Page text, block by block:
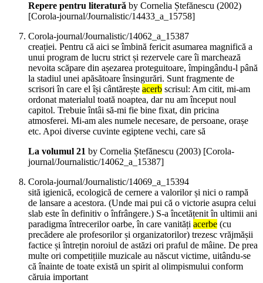
Repere pentru literatură by Cornelia Ștefănescu (2002)
[Corola-journal/Journalistic/14433_a_15758]
Corola-journal/Journalistic/14062_a_15387
creației. Pentru că aici se îmbină fericit asumarea magnifică a
unui program de lucru strict și rezervele care îi marchează
nevoita scăpare din așezarea proteguitoare, împingându-l până
la stadiul unei apăsătoare însingurări. Sunt fragmente de
scrisori în care el își cântărește acerb scrisul: Am citit, mi-am
ordonat materialul toată noaptea, dar nu am început noul
capitol. Trebuie întâi să-mi fie bine fixat, din pricina
atmosferei. Mi-am ales numele necesare, de persoane, orașe
etc. Apoi diverse cuvinte egiptene vechi, care să
La volumul 21 by Cornelia Ștefănescu (2003) [Corola-
journal/Journalistic/14062_a_15387]
Corola-journal/Journalistic/14069_a_15394
sită igienică, ecologică de cernere a valorilor și nici o rampă
de lansare a acestora. (Unde mai pui că o victorie asupra celui
slab este în definitiv o înfrângere.) S-a încetățenit în ultimii ani
paradigma întrecerilor oarbe, în care vanități acerbe (cu
precădere ale profesorilor și organizatorilor) trezesc vrăjmășii
factice și întrețin noroiul de astăzi ori praful de mâine. De prea
multe ori competițiile muzicale au născut victime, uitându-se
că înainte de toate există un spirit al olimpismului conform
căruia important